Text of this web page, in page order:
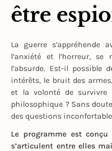
être
La guerre s’appréhende
l’anxiété et l’horreur, se
l’absurde. Est-il possible
intérêts, le bruit des
et la volonté de survivre
philosophique ? Sans
des questions
Le programme est
s’articulent entre elles